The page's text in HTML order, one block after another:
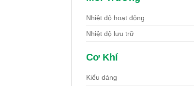
Nhiệt độ hoạt động
Nhiệt độ lưu trữ
Cơ Khí
Kiểu dáng